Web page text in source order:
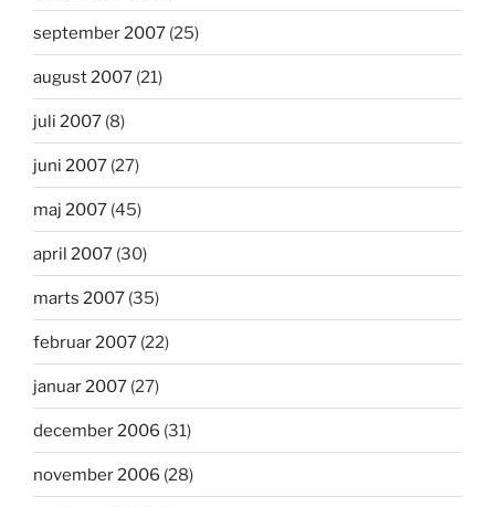
september 2007 (25)
august 2007 (21)
juli 2007 (8)
juni 2007 (27)
maj 2007 (45)
april 2007 (30)
marts 2007 (35)
februar 2007 (22)
januar 2007 (27)
december 2006 (31)
november 2006 (28)